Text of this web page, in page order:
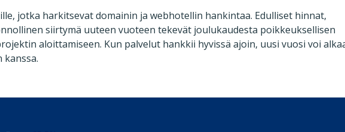
jotka harkitsevat domainin ja webhotellin hankintaa. Edulliset hinnat,
siirtymä uuteen vuoteen tekevät joulukaudesta poikkeuksellisen
aloittamiseen. Kun palvelut hankkii hyvissä ajoin, uusi vuosi voi